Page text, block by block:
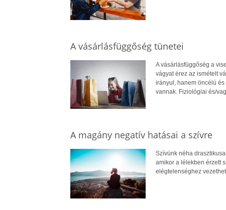
A vásárlásfüggőség tünetei
A vásárlásfüggőség a
vágyat érez az ismételt
irányul, hanem öncélú
vannak. Fiziológiai és/
A magány negatív hatásai a szívre
Szívünk néha
amikor a lélekben érzett
elégtelenséghez